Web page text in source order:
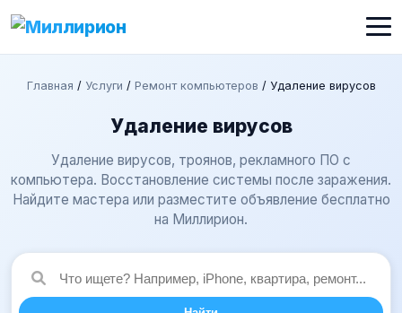
Главная / Услуги / Ремонт компьютеров / Удаление вирусов
Удаление вирусов
Удаление вирусов, троянов, рекламного ПО с
компьютера. Восстановление системы после заражения.
Найдите мастера или разместите объявление бесплатно
на Миллирион.